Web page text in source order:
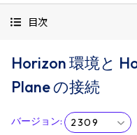
目次
Horizon 環境と
Plane の接続
バージョン: 2309